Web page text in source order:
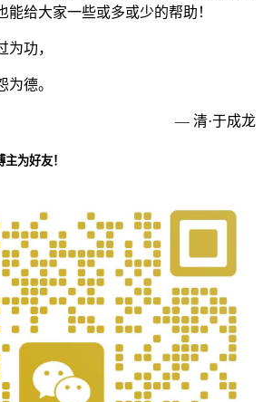
能给大家一些或多或少的帮助！
为功，
为德。
— 清·于成龙
为好友！